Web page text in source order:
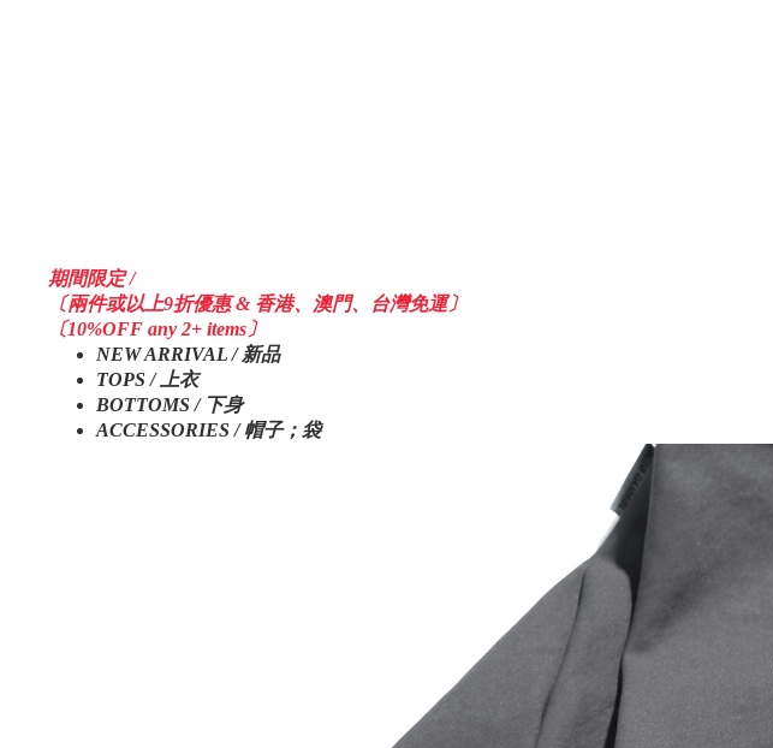
期間限定 /
〔兩件或以上9折優惠 & 香港、澳門、台灣免運〕
〔10%OFF any 2+ items〕
NEW ARRIVAL / 新品
TOPS / 上衣
BOTTOMS / 下身
ACCESSORIES / 帽子；袋